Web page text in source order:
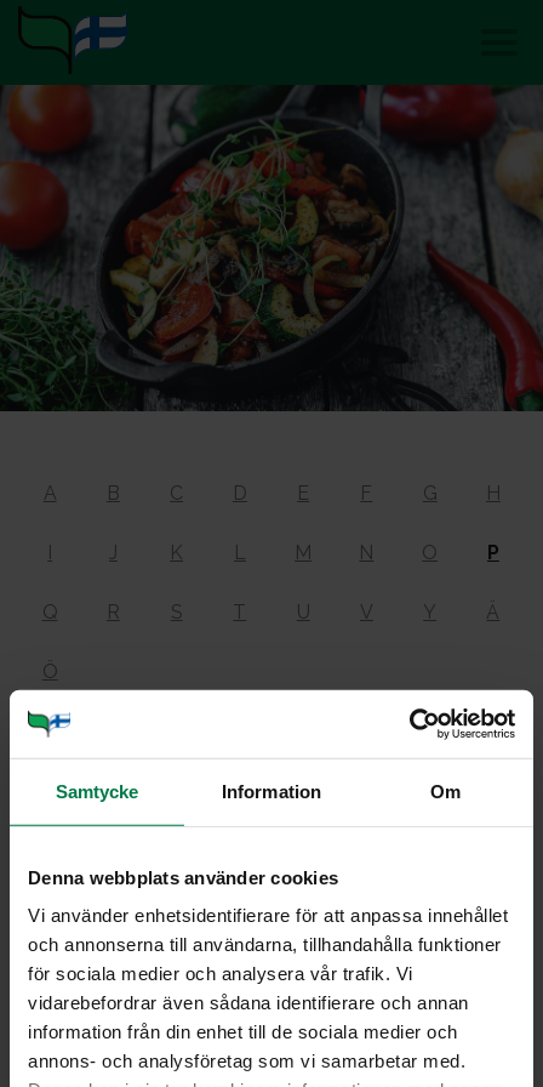
Samtycke Information Om
Denna webbplats använder cookies
Vi använder enhetsidentifierare för att anpassa innehållet
och annonserna till användarna, tillhandahålla funktioner
för sociala medier och analysera vår trafik. Vi
vidarebefordrar även sådana identifierare och annan
information från din enhet till de sociala medier och
annons- och analysföretag som vi samarbetar med.
A B C D E F G H
I J K L M N O P
Q R S T U V Y Ä
Ö
Pek­tii­ni
on ravintokuitu, jota esiintyy kasvien soluseinissä. Se
kuuluu polysakkarideihin. Pektiini muodostaa
mahalaukussa geelin, joka hidastaa glukoosin
imeytymistä verenkiertoon. Pektiini ei hajoa
ruoansulatuksessa. Sitä saadaan hedelmistä ja marjoista.
Pektiinin hyydyttävää ominaisuutta käytetään hyväksi
säilönnässä.